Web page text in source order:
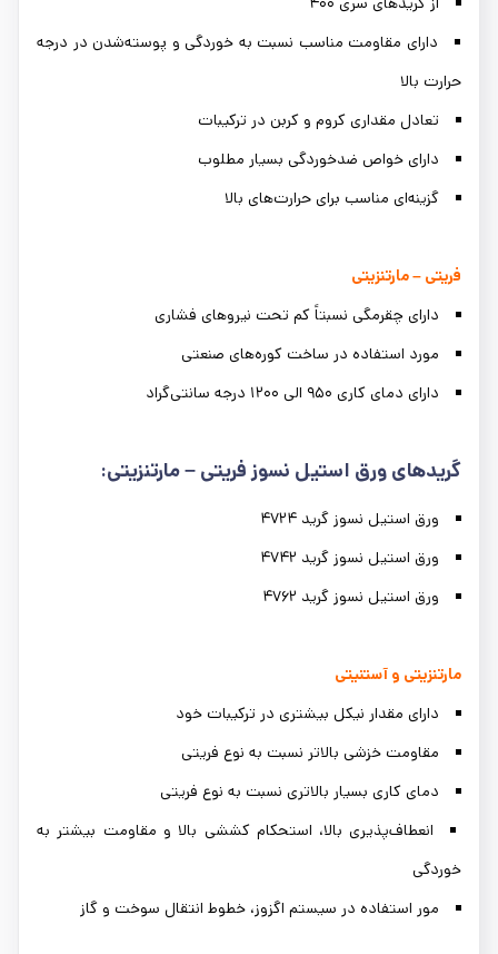
دارای مقاومت مناسب نسبت به خوردگی و پوسته‌شدن در درجه
حرارت بالا
تعادل مقداری کروم و کربن در ترکیبات
دارای خواص ضدخوردگی بسیار مطلوب
گزینه‌ای مناسب برای حرارت‌های بالا
فریتی – مارتنزیتی
دارای چقرمگی نسبتاً کم تحت نیروهای فشاری
مورد استفاده در ساخت کوره‌های صنعتی
دارای دمای کاری ۹۵۰ الی ۱۲۰۰ درجه سانتی‌گراد
گریدهای ورق استیل نسوز فریتی – مارتنزیتی:
ورق استیل نسوز گرید ۴۷۲۴
ورق استیل نسوز گرید ۴۷۴۲
ورق استیل نسوز گرید ۴۷۶۲
مارتنزیتی و آستنیتی
دارای مقدار نیکل بیشتری در ترکیبات خود
مقاومت خزشی بالاتر نسبت به نوع فریتی
دمای کاری بسیار بالاتری نسبت به نوع فریتی
انعطاف‌پذیری بالا، استحکام کششی بالا و مقاومت بیشتر به
خوردگی
مور استفاده در سیستم اگزوز، خطوط انتقال سوخت و گاز